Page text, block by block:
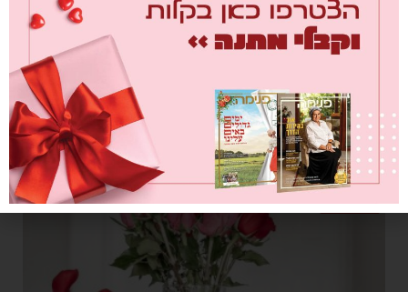
נאלמת / ענת ריבלין
מערכת פנימה
השאלה העיקרית שיוצרת הפרדה בין התנהגות פוגעת סטנדרטית שקיימת
בכל קשר זוגי לבין מערכת יחסים אלימה, היא אם אנו חשים ביטחון בקשר
הזוגי
געגוע לבית